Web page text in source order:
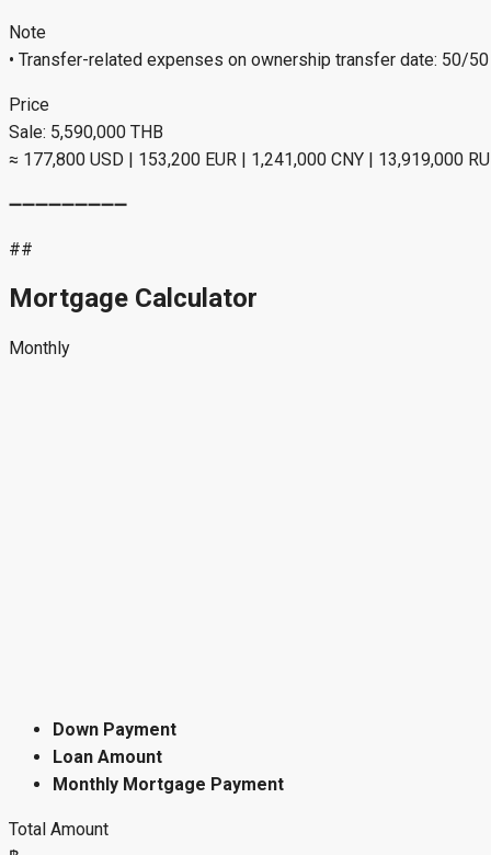
Note
• Transfer-related expenses on ownership transfer date: 50/50
Price
Sale: 5,590,000 THB
≈ 177,800 USD | 153,200 EUR | 1,241,000 CNY | 13,919,000
➖➖➖➖➖➖➖➖➖
##
Mortgage Calculator
Monthly
Down Payment
Loan Amount
Monthly Mortgage Payment
Total Amount